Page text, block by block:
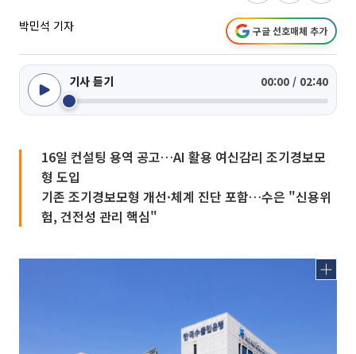
박민석 기자 구글 선호매체 추가
기사 듣기 00:00 / 02:40
16일 컨설팅 용역 공고…AI 활용 여신감리 조기경보모
형 도입
기존 조기경보모형 개선·체계 진단 포함…수은 "신용위
험, 건전성 관리 핵심"